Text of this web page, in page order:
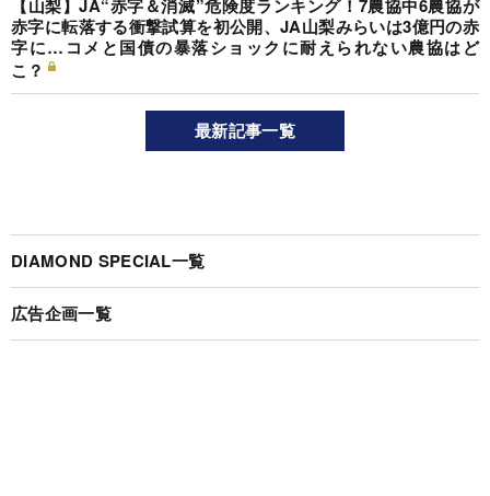
【山梨】JA“赤字＆消滅”危険度ランキング！7農協中6農協が
赤字に転落する衝撃試算を初公開、JA山梨みらいは3億円の赤
字に…コメと国債の暴落ショックに耐えられない農協はど
こ？
最新記事一覧
DIAMOND SPECIAL一覧
広告企画一覧